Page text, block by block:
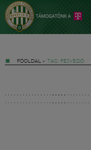
FŐOLDAL » TAG: FEJVÉDŐ